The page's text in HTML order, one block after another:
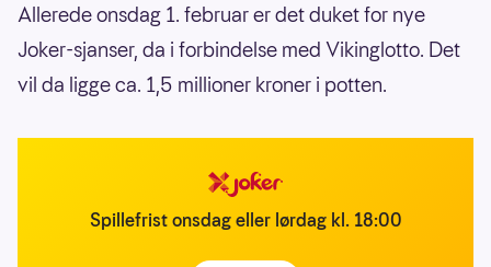
Allerede onsdag 1. februar er det duket for nye
Joker-sjanser, da i forbindelse med Vikinglotto. Det
vil da ligge ca. 1,5 millioner kroner i potten.
Spillefrist onsdag eller lørdag kl. 18:00